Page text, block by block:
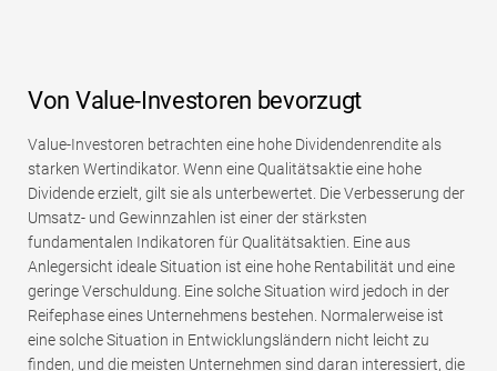
Von Value-Investoren bevorzugt
Value-Investoren betrachten eine hohe Dividendenrendite als
starken Wertindikator. Wenn eine Qualitätsaktie eine hohe
Dividende erzielt, gilt sie als unterbewertet. Die Verbesserung der
Umsatz- und Gewinnzahlen ist einer der stärksten
fundamentalen Indikatoren für Qualitätsaktien. Eine aus
Anlegersicht ideale Situation ist eine hohe Rentabilität und eine
geringe Verschuldung. Eine solche Situation wird jedoch in der
Reifephase eines Unternehmens bestehen. Normalerweise ist
eine solche Situation in Entwicklungsländern nicht leicht zu
finden, und die meisten Unternehmen sind daran interessiert, die